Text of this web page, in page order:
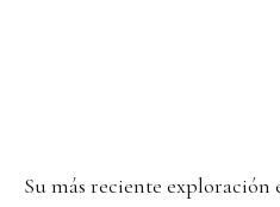
Su más reciente exploración